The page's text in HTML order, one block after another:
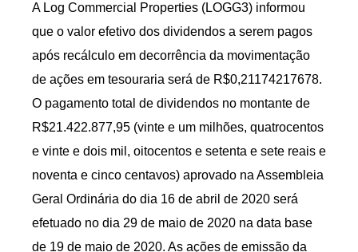
A Log Commercial Properties (LOGG3) informou
que o valor efetivo dos dividendos a serem pagos
após recálculo em decorrência da movimentação
de ações em tesouraria será de R$0,21174217678.
O pagamento total de dividendos no montante de
R$21.422.877,95 (vinte e um milhões, quatrocentos
e vinte e dois mil, oitocentos e setenta e sete reais e
noventa e cinco centavos) aprovado na Assembleia
Geral Ordinária do dia 16 de abril de 2020 será
efetuado no dia 29 de maio de 2020 na data base
de 19 de maio de 2020. As ações de emissão da